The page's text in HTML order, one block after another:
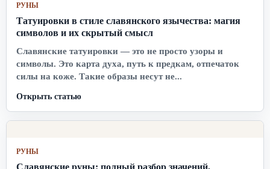
РУНЫ
Татуировки в стиле славянского язычества: магия
символов и их скрытый смысл
Славянские татуировки — это не просто узоры и
символы. Это карта духа, путь к предкам, отпечаток
силы на коже. Такие образы несут не...
Открыть статью
РУНЫ